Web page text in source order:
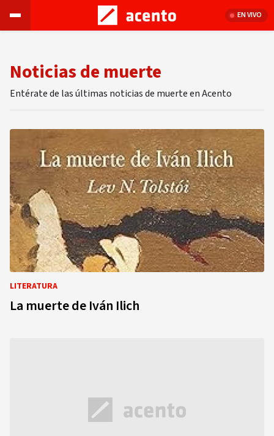
EN VIVO
Noticias de muerte
Entérate de las últimas noticias de muerte en Acento
LITERATURA
La muerte de Iván Ilich